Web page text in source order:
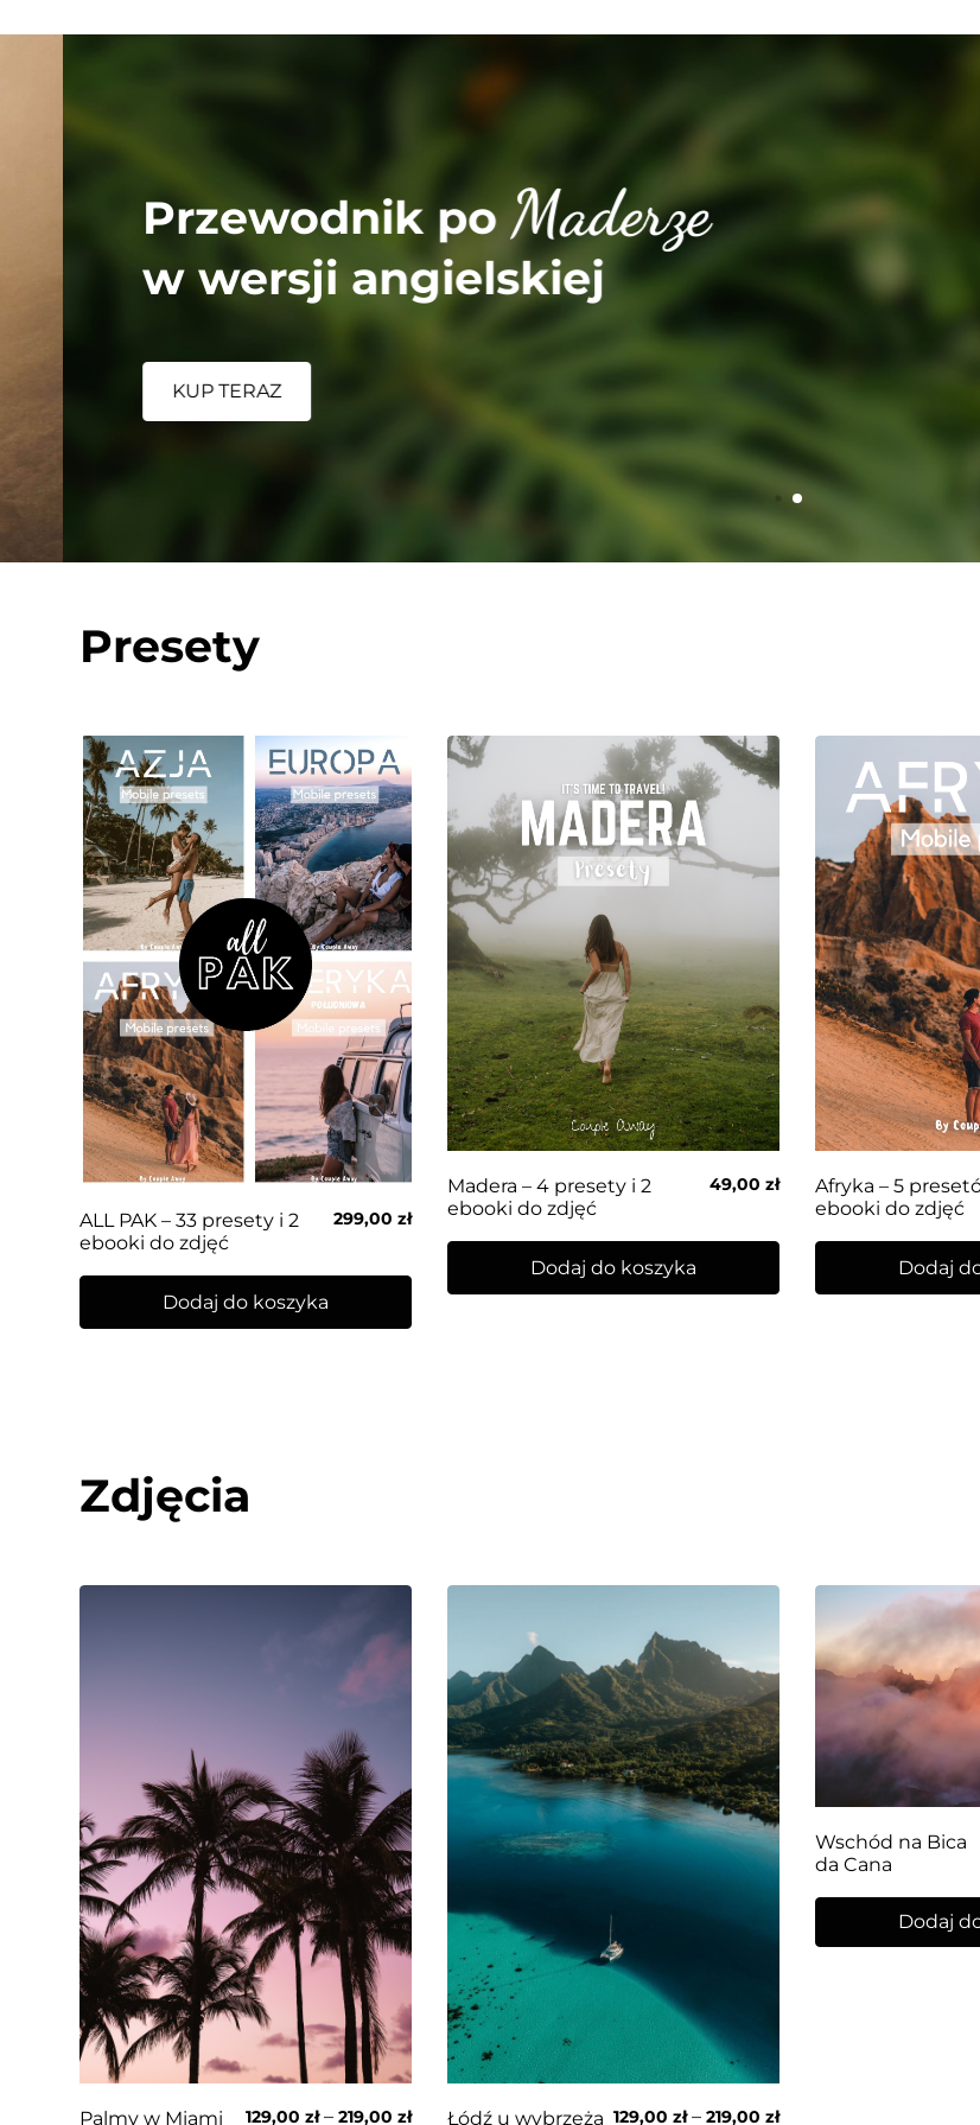
Przewodnik poMaderze
w wersji angielskiej
KUP TERAZ
Presety
ALL PAK – 33 presety i 2
ebooki do zdjęć
299,00zł
Dodaj do koszyka
Madera – 4 presety i 2
ebooki do zdjęć
49,00zł
Dodaj do koszyka
Afryka – 5
ebooki do zdjęć
Dodaj
Zdjęcia
Palmy w Miami 129,00zł–219,00zł
Łódź u wybrzeża 129,00zł–219,00zł
Wschód na Bica
da Cana
Dodaj